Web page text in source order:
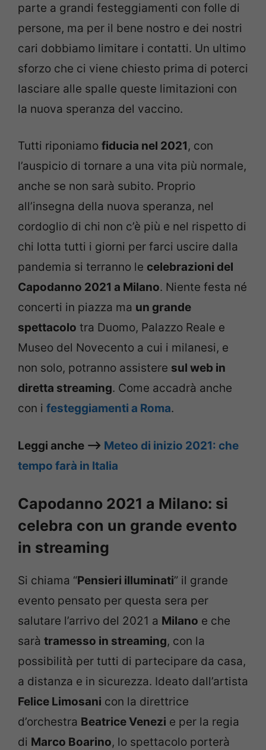
parte a grandi festeggiamenti con folle di
persone, ma per il bene nostro e dei nostri
cari dobbiamo limitare i contatti. Un ultimo
sforzo che ci viene chiesto prima di poterci
lasciare alle spalle queste limitazioni con
la nuova speranza del vaccino.
Tutti riponiamo fiducia nel 2021, con
l’auspicio di tornare a una vita più normale,
anche se non sarà subito. Proprio
all’insegna della nuova speranza, nel
cordoglio di chi non c’è più e nel rispetto di
chi lotta tutti i giorni per farci uscire dalla
pandemia si terranno le celebrazioni del
Capodanno 2021 a Milano. Niente festa né
concerti in piazza ma un grande
spettacolo tra Duomo, Palazzo Reale e
Museo del Novecento a cui i milanesi, e
non solo, potranno assistere sul web in
diretta streaming. Come accadrà anche
con i festeggiamenti a Roma.
Leggi anche –> Meteo di inizio 2021: che
tempo farà in Italia
Capodanno 2021 a Milano: si
celebra con un grande evento
in streaming
Si chiama “Pensieri illuminati” il grande
evento pensato per questa sera per
salutare l’arrivo del 2021 a Milano e che
sarà tramesso in streaming, con la
possibilità per tutti di partecipare da casa,
a distanza e in sicurezza. Ideato dall’artista
Felice Limosani con la direttrice
d’orchestra Beatrice Venezi e per la regia
di Marco Boarino, lo spettacolo porterà